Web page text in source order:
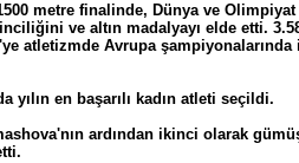
metre finalinde, Dünya ve
ve altın madalyayı elde etti.
atletizmde Avrupa şampiyonalarında
en başarılı kadın atleti seçildi.
ardından ikinci olarak